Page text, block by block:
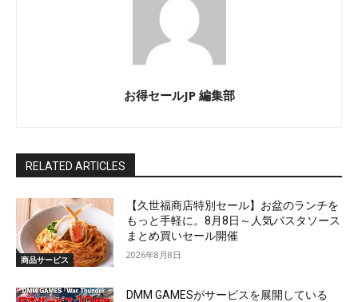
お得セールJP 編集部
RELATED ARTICLES
商品サービス
【久世福商店特別セール】お盆のランチを
もっと手軽に。8月8日～人気パスタソース
まとめ買いセール開催
2026年8月8日
DMM GAMESがサービスを展開している